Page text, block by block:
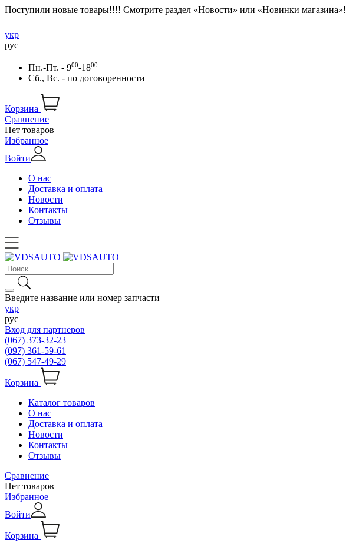
Поступили новые товары!!!! Смотрите раздел «Новости» или «Новинки магазина»!
укр
рус
Пн.-Пт. - 900-1800
Сб., Вс. - по договоренности
Корзина
Сравнение
Нет товаров
Избранное
Войти
О нас
Доставка и оплата
Новости
Контакты
Отзывы
Введите название или номер запчасти
укр
рус
Вход для партнеров
(067) 373-32-23
(097) 361-59-61
(067) 547-49-29
Корзина
Каталог товаров
О нас
Доставка и оплата
Новости
Контакты
Отзывы
Сравнение
Нет товаров
Избранное
Войти
Корзина